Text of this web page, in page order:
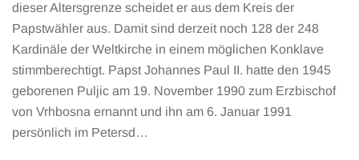
dieser Altersgrenze scheidet er aus dem Kreis der
Papstwähler aus. Damit sind derzeit noch 128 der 248
Kardinäle der Weltkirche in einem möglichen Konklave
stimmberechtigt. Papst Johannes Paul II. hatte den 1945
geborenen Puljic am 19. November 1990 zum Erzbischof
von Vrhbosna ernannt und ihn am 6. Januar 1991
persönlich im Petersd…